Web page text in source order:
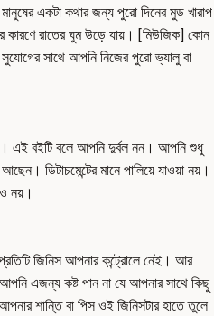
একটা কথার জন্য পুরো দিনের মুড খারাপ
রাতের ঘুম উড়ে যায়। [মিউজিক] কোন
সুযোগের সাথে আপনি নিজের পুরো ভ্যালু বা
এই বইটি বলে আপনি দুর্বল নন। আপনি শুধু
ডিটাচমেন্টের মানে পালিয়ে যাওয়া নয়।
নয়।
প্রতিটি জিনিস আপনার কন্ট্রোলে নেই। আর
এজন্য কষ্ট পান না যে আপনার সাথে কিছু
শান্তি বা পিস ওই জিনিসটার হাতে তুলে